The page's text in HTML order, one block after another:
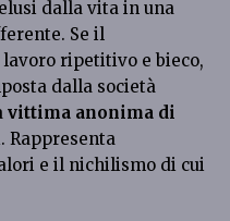
dalla vita in una
Se il
ripetitivo e bieco,
dalla società
vittima anonima di
Rappresenta
e il nichilismo di cui